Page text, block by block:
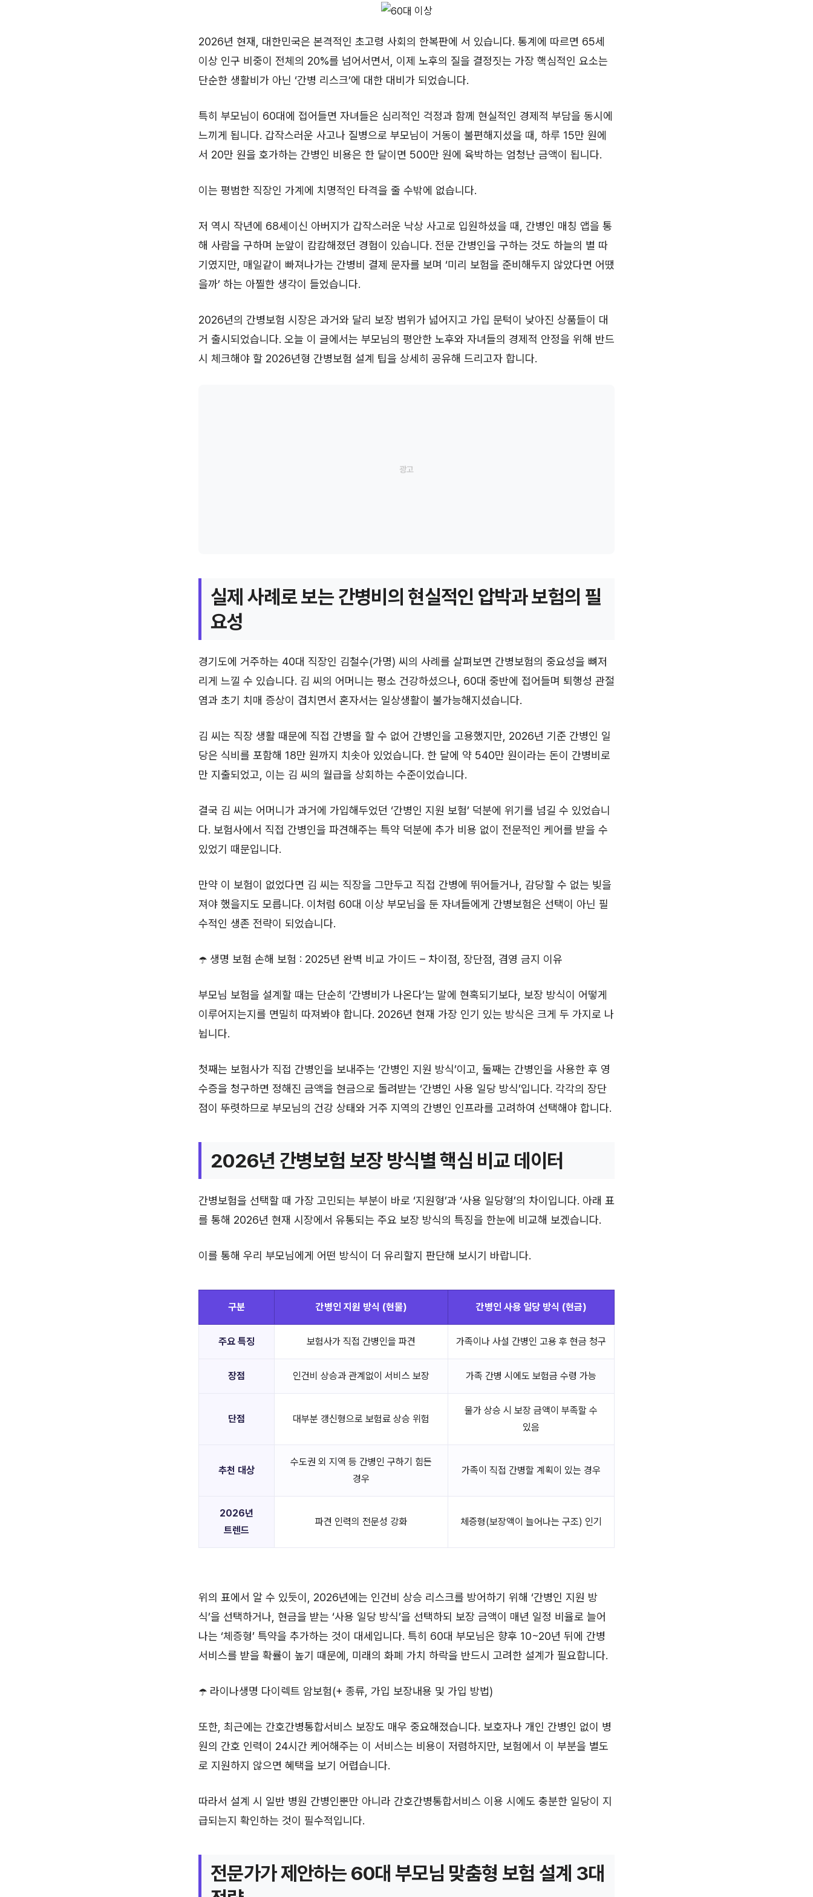
2026년 현재, 대한민국은 본격적인 초고령 사회의 한복판에 서 있습니다. 통계에 따르면 65세
이상 인구 비중이 전체의 20%를 넘어서면서, 이제 노후의 질을 결정짓는 가장 핵심적인 요소는
단순한 생활비가 아닌 ‘간병 리스크’에 대한 대비가 되었습니다.
특히 부모님이 60대에 접어들면 자녀들은 심리적인 걱정과 함께 현실적인 경제적 부담을 동시에
느끼게 됩니다. 갑작스러운 사고나 질병으로 부모님이 거동이 불편해지셨을 때, 하루 15만 원에
서 20만 원을 호가하는 간병인 비용은 한 달이면 500만 원에 육박하는 엄청난 금액이 됩니다.
이는 평범한 직장인 가계에 치명적인 타격을 줄 수밖에 없습니다.
저 역시 작년에 68세이신 아버지가 갑작스러운 낙상 사고로 입원하셨을 때, 간병인 매칭 앱을 통
해 사람을 구하며 눈앞이 캄캄해졌던 경험이 있습니다. 전문 간병인을 구하는 것도 하늘의 별 따
기였지만, 매일같이 빠져나가는 간병비 결제 문자를 보며 ‘미리 보험을 준비해두지 않았다면 어땠
을까’ 하는 아찔한 생각이 들었습니다.
2026년의 간병보험 시장은 과거와 달리 보장 범위가 넓어지고 가입 문턱이 낮아진 상품들이 대
거 출시되었습니다. 오늘 이 글에서는 부모님의 평안한 노후와 자녀들의 경제적 안정을 위해 반드
시 체크해야 할 2026년형 간병보험 설계 팁을 상세히 공유해 드리고자 합니다.
실제 사례로 보는 간병비의 현실적인 압박과 보험의 필
요성
경기도에 거주하는 40대 직장인 김철수(가명) 씨의 사례를 살펴보면 간병보험의 중요성을 뼈저
리게 느낄 수 있습니다. 김 씨의 어머니는 평소 건강하셨으나, 60대 중반에 접어들며 퇴행성 관절
염과 초기 치매 증상이 겹치면서 혼자서는 일상생활이 불가능해지셨습니다.
김 씨는 직장 생활 때문에 직접 간병을 할 수 없어 간병인을 고용했지만, 2026년 기준 간병인 일
당은 식비를 포함해 18만 원까지 치솟아 있었습니다. 한 달에 약 540만 원이라는 돈이 간병비로
만 지출되었고, 이는 김 씨의 월급을 상회하는 수준이었습니다.
결국 김 씨는 어머니가 과거에 가입해두었던 ‘간병인 지원 보험’ 덕분에 위기를 넘길 수 있었습니
다. 보험사에서 직접 간병인을 파견해주는 특약 덕분에 추가 비용 없이 전문적인 케어를 받을 수
있었기 때문입니다.
만약 이 보험이 없었다면 김 씨는 직장을 그만두고 직접 간병에 뛰어들거나, 감당할 수 없는 빚을
져야 했을지도 모릅니다. 이처럼 60대 이상 부모님을 둔 자녀들에게 간병보험은 선택이 아닌 필
수적인 생존 전략이 되었습니다.
☂️ 생명 보험 손해 보험 : 2025년 완벽 비교 가이드 – 차이점, 장단점, 겸영 금지 이유
부모님 보험을 설계할 때는 단순히 ‘간병비가 나온다’는 말에 현혹되기보다, 보장 방식이 어떻게
이루어지는지를 면밀히 따져봐야 합니다. 2026년 현재 가장 인기 있는 방식은 크게 두 가지로 나
뉩니다.
첫째는 보험사가 직접 간병인을 보내주는 ‘간병인 지원 방식’이고, 둘째는 간병인을 사용한 후 영
수증을 청구하면 정해진 금액을 현금으로 돌려받는 ‘간병인 사용 일당 방식’입니다. 각각의 장단
점이 뚜렷하므로 부모님의 건강 상태와 거주 지역의 간병인 인프라를 고려하여 선택해야 합니다.
2026년 간병보험 보장 방식별 핵심 비교 데이터
간병보험을 선택할 때 가장 고민되는 부분이 바로 ‘지원형’과 ‘사용 일당형’의 차이입니다. 아래 표
를 통해 2026년 현재 시장에서 유통되는 주요 보장 방식의 특징을 한눈에 비교해 보겠습니다.
이를 통해 우리 부모님에게 어떤 방식이 더 유리할지 판단해 보시기 바랍니다.
구분 간병인 지원 방식 (현물) 간병인 사용 일당 방식 (현금)
주요 특징 보험사가 직접 간병인을 파견 가족이나 사설 간병인 고용 후 현금 청구
장점 인건비 상승과 관계없이 서비스 보장 가족 간병 시에도 보험금 수령 가능
단점 대부분 갱신형으로 보험료 상승 위험
물가 상승 시 보장 금액이 부족할 수
있음
추천 대상
수도권 외 지역 등 간병인 구하기 힘든
경우
가족이 직접 간병할 계획이 있는 경우
2026년
트렌드
파견 인력의 전문성 강화 체증형(보장액이 늘어나는 구조) 인기
위의 표에서 알 수 있듯이, 2026년에는 인건비 상승 리스크를 방어하기 위해 ‘간병인 지원 방
식’을 선택하거나, 현금을 받는 ‘사용 일당 방식’을 선택하되 보장 금액이 매년 일정 비율로 늘어
나는 ‘체증형’ 특약을 추가하는 것이 대세입니다. 특히 60대 부모님은 향후 10~20년 뒤에 간병
서비스를 받을 확률이 높기 때문에, 미래의 화폐 가치 하락을 반드시 고려한 설계가 필요합니다.
☂️ 라이나생명 다이렉트 암보험(+ 종류, 가입 보장내용 및 가입 방법)
또한, 최근에는 간호간병통합서비스 보장도 매우 중요해졌습니다. 보호자나 개인 간병인 없이 병
원의 간호 인력이 24시간 케어해주는 이 서비스는 비용이 저렴하지만, 보험에서 이 부분을 별도
로 지원하지 않으면 혜택을 보기 어렵습니다.
따라서 설계 시 일반 병원 간병인뿐만 아니라 간호간병통합서비스 이용 시에도 충분한 일당이 지
급되는지 확인하는 것이 필수적입니다.
전문가가 제안하는 60대 부모님 맞춤형 보험 설계 3대